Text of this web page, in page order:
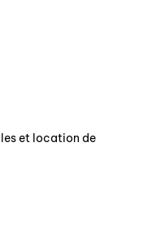
et location de